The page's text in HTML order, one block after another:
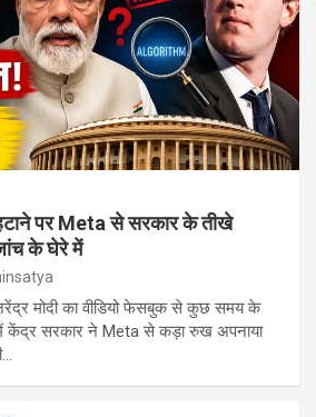
हटाने पर Meta से सरकार के तीखे
के घेरे में
मोदी का वीडियो फेसबुक से कुछ समय के
केंद्र सरकार ने Meta से कड़ा रुख अपनाया